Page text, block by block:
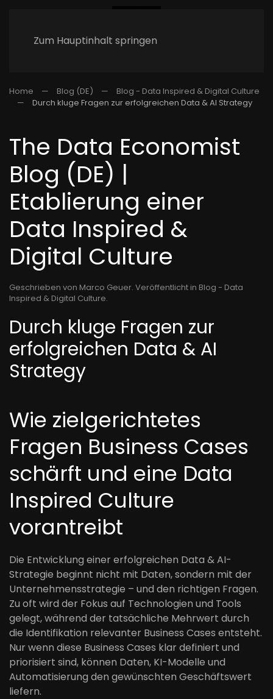
Zum Hauptinhalt springen
Home Blog (DE)
Blog - Data Inspired & Digital Culture
Durch kluge Fragen zur erfolgreichen Data & AI Strategy
The Data Economist
Blog (DE) |
Etablierung einer
Data Inspired &
Digital Culture
Geschrieben von Marco Geuer. Veröffentlicht in Blog - Data
Inspired & Digital Culture.
Durch kluge Fragen zur
erfolgreichen Data & AI
Strategy
Wie zielgerichtetes
Fragen Business Cases
schärft und eine Data
Inspired Culture
vorantreibt
Die Entwicklung einer erfolgreichen Data & AI-
Strategie beginnt nicht mit Daten, sondern mit der
Unternehmensstrategie – und den richtigen Fragen.
Zu oft wird der Fokus auf Technologien und Tools
gelegt, während der tatsächliche Mehrwert durch
die Identifikation relevanter Business Cases entsteht.
Nur wenn diese Business Cases klar definiert und
priorisiert sind, können Daten, KI-Modelle und
Automatisierung den gewünschten Geschäftswert
liefern.